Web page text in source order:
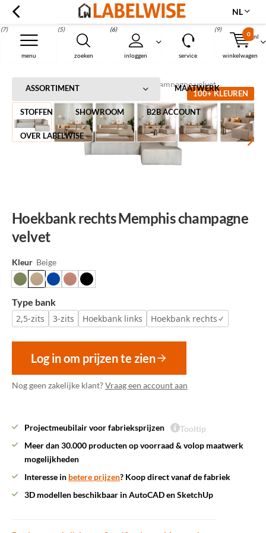
nl
zoeken
(5)
inloggen
(6)
menu
(7)
service winkelwagen
0
(9)
Menu
NL
ASSORTIMENT MAATWERK
STOFFEN SHOWROOM B2B ACCOUNT
OVER LABELWISE
Home Hoekbank rechts Memphis champagne velvet
100+ KLEUREN
Hoekbank rechts Memphis champagne
velvet
Kleur Beige
Type bank
2,5-zits
3-zits Hoekbank links Hoekbank rechts
Log in om prijzen te zien
Nog geen zakelijke klant?Vraag een account aan
Projectmeubilair voor fabrieksprijzen
Tooltip
Meer dan 30.000 producten op voorraad & volop maatwerk
mogelijkheden
Interesse in betere prijzen? Koop direct vanaf de fabriek
3D modellen beschikbaar in AutoCAD en SketchUp